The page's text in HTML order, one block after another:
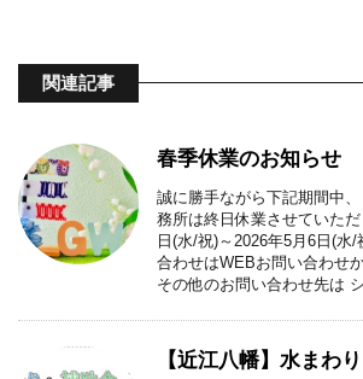
関連記事
春季休業のお知らせ
誠に勝手ながら下記期間中
務所は終日休業させていた
日(水/祝)～2026年5月6日(
合わせはWEBお問い合わせ
その他のお問い合わせ先は
【近江八幡】水まわ